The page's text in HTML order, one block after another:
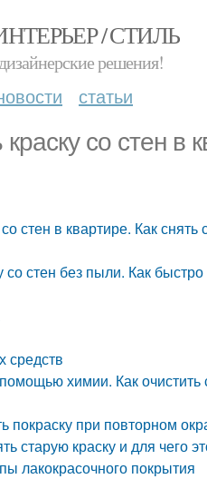
/ СТИЛЬ
решения!
статьи
со стен в
стен в квартире. Как снять
со стен без пыли. Как быстро
средств
помощью химии. Как
покраску при повторном
старую краску и для чего
лакокрасочного покрытия